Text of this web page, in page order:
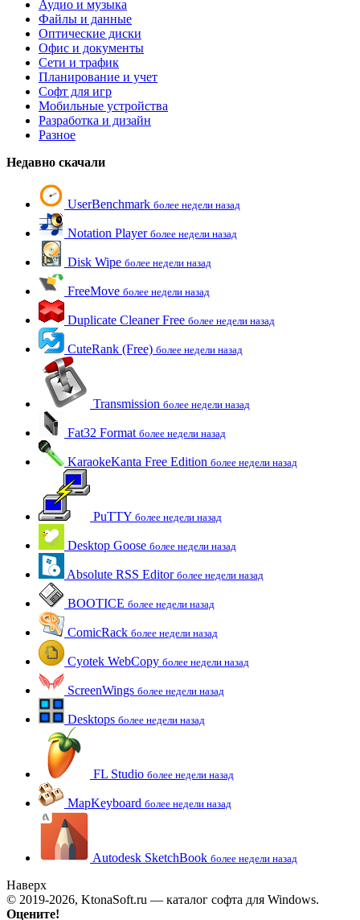
Аудио и музыка
Файлы и данные
Оптические диски
Офис и документы
Сети и трафик
Планирование и учет
Софт для игр
Мобильные устройства
Разработка и дизайн
Разное
Недавно скачали
UserBenchmark более недели назад
Notation Player более недели назад
Disk Wipe более недели назад
FreeMove более недели назад
Duplicate Cleaner Free более недели назад
CuteRank (Free) более недели назад
Transmission более недели назад
Fat32 Format более недели назад
KaraokeKanta Free Edition более недели назад
PuTTY более недели назад
Desktop Goose более недели назад
Absolute RSS Editor более недели назад
BOOTICE более недели назад
ComicRack более недели назад
Cyotek WebCopy более недели назад
ScreenWings более недели назад
Desktops более недели назад
FL Studio более недели назад
MapKeyboard более недели назад
Autodesk SketchBook более недели назад
Наверх
© 2019-2026, KtonaSoft.ru — каталог софта для Windows.
Оцените!